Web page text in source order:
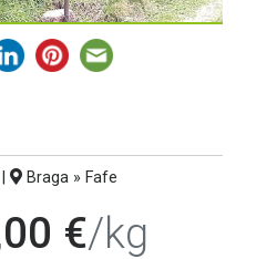
Braga » Fafe
€/kg